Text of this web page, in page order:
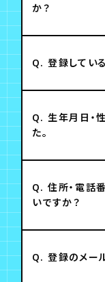
か？
Q. 登録してい
Q. 生年月日・
た。
Q. 住所・電話
いですか？
Q. 登録のメー